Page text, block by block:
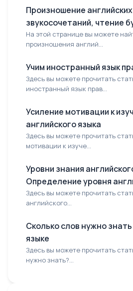
Произношение английских
звукосочетаний, чтение
На этой странице вы можете
произношения англий...
Учим иностранный язык
Здесь вы можете прочитать
иностранный язык прав...
Усиление мотивации к
английского языка
Здесь вы можете прочитать
мотивации к изуче...
Уровни знания
Определение уровня
Здесь вы можете прочитать
английского...
Сколько слов нужно
языке
Здесь вы можете прочитать
нужно знать?...